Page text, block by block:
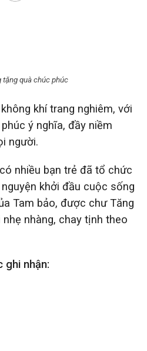
tặng quà chúc phúc
khí trang nghiêm, với
ý nghĩa, đầy niềm
người.
nhiều bạn trẻ đã tổ chức
khởi đầu cuộc sống
Tam bảo, được chư Tăng
nhàng, chay tịnh theo
ghi nhận: